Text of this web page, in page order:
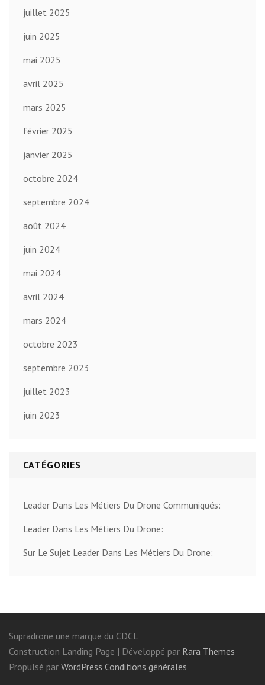
juillet 2025
juin 2025
mai 2025
avril 2025
mars 2025
février 2025
janvier 2025
octobre 2024
septembre 2024
août 2024
juin 2024
mai 2024
avril 2024
mars 2024
octobre 2023
septembre 2023
juillet 2023
juin 2023
CATÉGORIES
Leader Dans Les Métiers Du Drone Communiqués:
Leader Dans Les Métiers Du Drone:
Sur Le Sujet Leader Dans Les Métiers Du Drone:
Supradrone une marque du CDCL
Construction Landing Page | Développé par Rara Themes
Propulsé par WordPress Conditions générales